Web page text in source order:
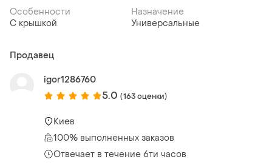
Особенности
С крышкой
Назначение
Универсальные
Продавец
igor1286760
5.0 (163 оценки)
Киев
100% выполненных заказов
Отвечает в течение 6ти часов